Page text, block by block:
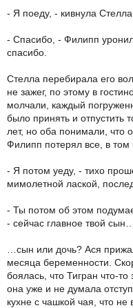
- Я поеду, - кивнула
- Спасибо, - Филипп
спасибо.
Стелла перебирала его
не зажег, по этому в
молчали, каждый
было принять и отпустить
лет, но оба понимали, что
Филипп потерял все, в том
- Я потом уеду, - тихо
мимолетной лаской,
- Ты потом об этом
- сейчас главное твой сын…
…сын или дочь? Ася
месяца беременности.
боялась, что Тигран что-
она уже и не думала
кухне с чашкой чая, что не